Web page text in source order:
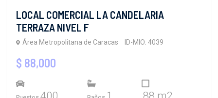
LOCAL COMERCIAL LA CANDELARIA
TERRAZA NIVEL F
Área Metropolitana de Caracas ID-MIO: 4039
$ 88,000